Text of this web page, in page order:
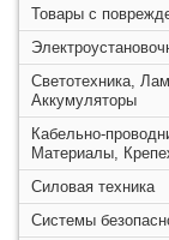
Товары с
Светотехника,
Аккумуляторы
Кабельно-
Материалы,
Силовая техника
Системы